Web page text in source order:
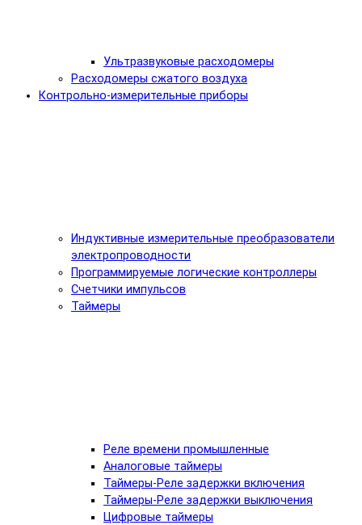
Ультразвуковые расходомеры
Расходомеры сжатого воздуха
Контрольно-измерительные приборы
Индуктивные измерительные преобразователи
электропроводности
Программируемые логические контроллеры
Счетчики импульсов
Таймеры
Реле времени промышленные
Аналоговые таймеры
Таймеры-Реле задержки включения
Таймеры-Реле задержки выключения
Цифровые таймеры